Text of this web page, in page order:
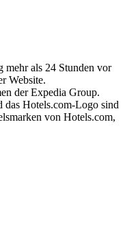
mehr als 24 Stunden vor
Website.
der Expedia Group.
das Hotels.com-Logo sind
von Hotels.com,